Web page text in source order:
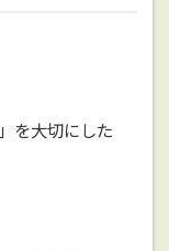
を大切にした